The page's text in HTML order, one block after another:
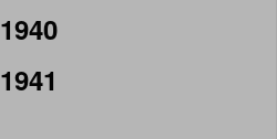
1940
1941